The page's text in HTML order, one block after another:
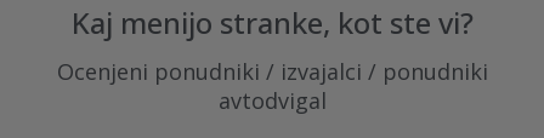
Kaj menijo stranke, kot ste vi?
Ocenjeni ponudniki / izvajalci / ponudniki
avtodvigal